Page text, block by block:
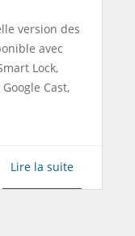
version des
avec
Lock,
Cast,
Lire la suite